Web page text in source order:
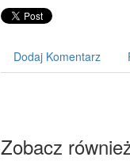
Dodaj Komentarz
Zobacz